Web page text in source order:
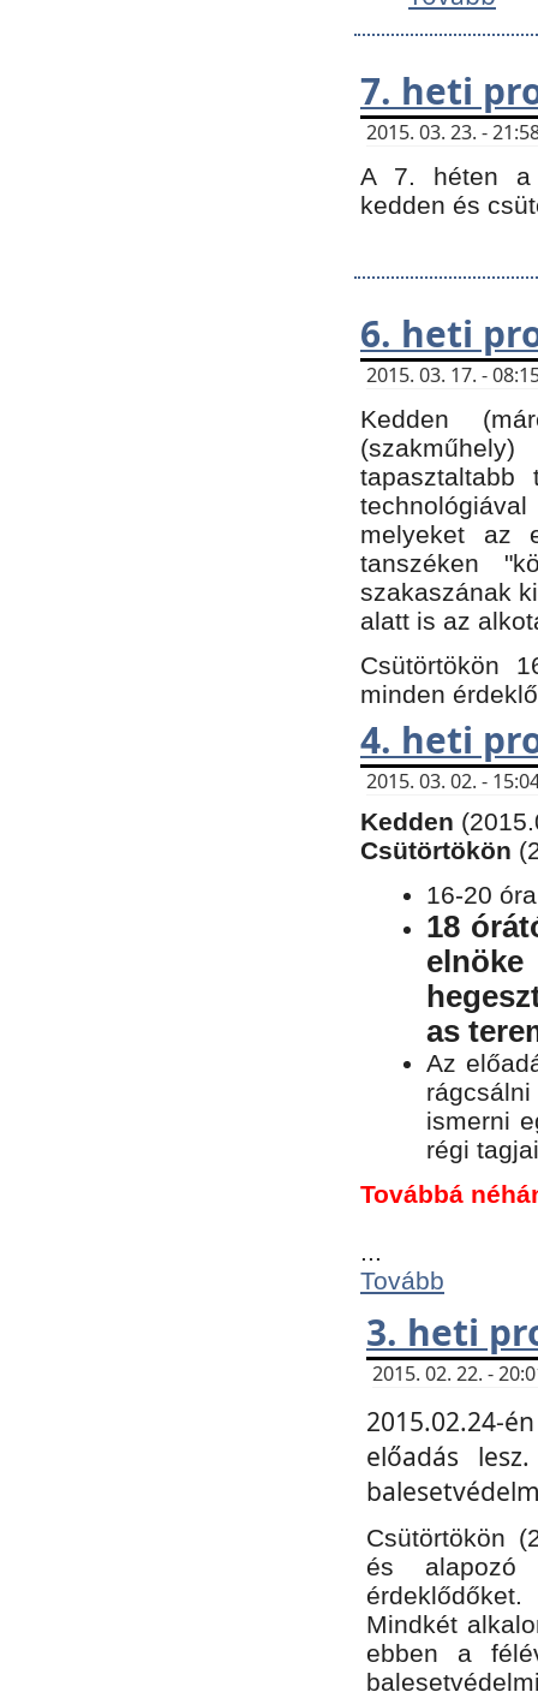
7. heti
2015. 03. 23. -
A 7. héten a
kedden és
6. heti
2015. 03. 17. -
Kedden
tapasztaltabb
melyeket az
tanszéken
szakaszának
alatt is az
Csütörtökön
minden
4. heti
2015. 03. 02. -
Kedden
Csütörtökön
16-20
18
as
Az
ismerni
régi
Továbbá
...
Tovább
3. heti
2015. 02. 22. -
2015.02.24-
előadás
Csütörtökön
és alapozó
érdeklődőket.
Mindkét
ebben a